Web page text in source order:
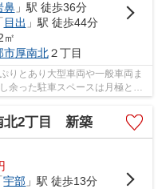
鼻」駅 徒歩36分
目出 」駅 徒歩44分
㎡
市厚南北２丁目
りとあり大型車両や一般車両ま
余った駐車スペースは月極とし
北2丁目 新築
宇部 」駅 徒歩13分